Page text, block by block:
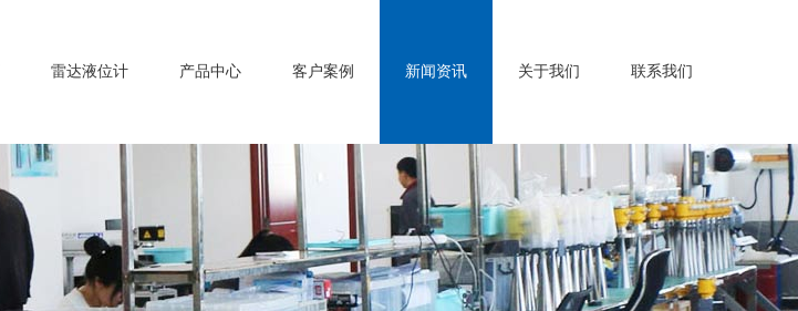
雷达液位计 产品中心 客户案例 新闻资讯 关于我们 联系我们